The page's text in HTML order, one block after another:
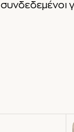
συνδεδεμένοι